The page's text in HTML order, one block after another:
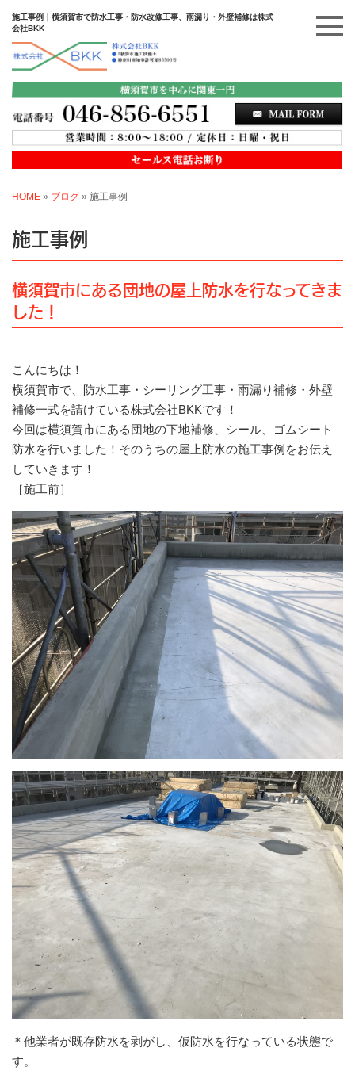
施工事例｜横須賀市で防水工事・防水改修工事、雨漏り・外壁補修は株式
会社BKK
HOME » ブログ » 施工事例
施工事例
横須賀市にある団地の屋上防水を行なってきま
した！
こんにちは！
横須賀市で、防水工事・シーリング工事・雨漏り補修・外壁
補修一式を請けている株式会社BKKです！
今回は横須賀市にある団地の下地補修、シール、ゴムシート
防水を行いました！そのうちの屋上防水の施工事例をお伝え
していきます！
［施工前］
＊他業者が既存防水を剥がし、仮防水を行なっている状態で
す。